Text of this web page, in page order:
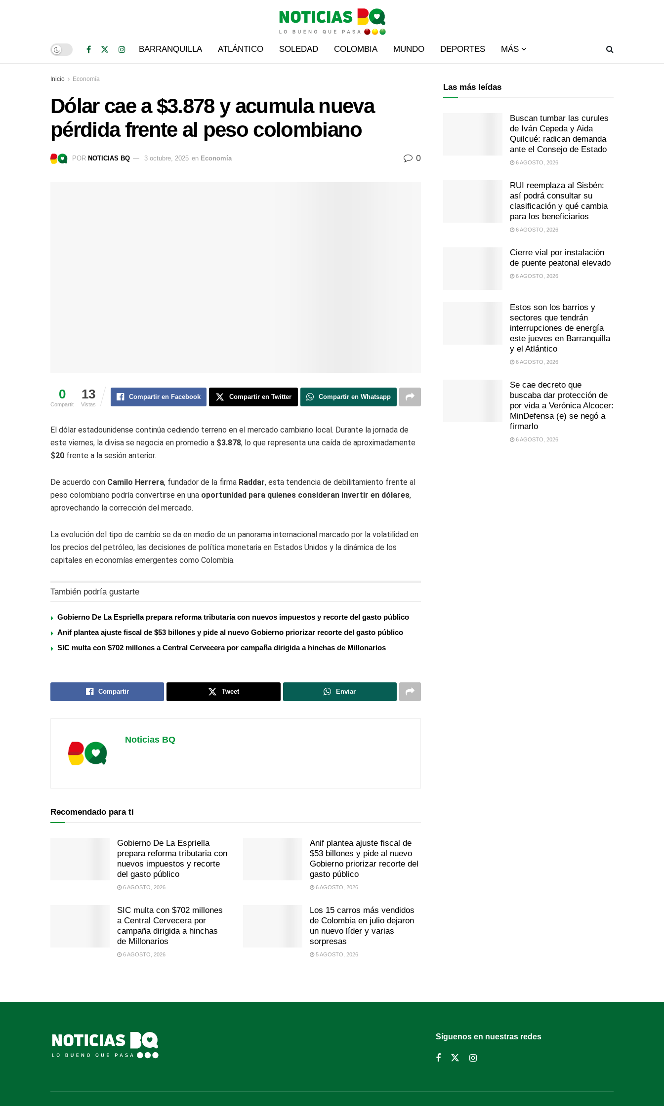
BARRANQUILLA ATLÁNTICO SOLEDAD COLOMBIA MUNDO DEPORTES MÁS
Inicio Economía
Dólar cae a $3.878 y acumula nueva
pérdida frente al peso colombiano
POR NOTICIAS BQ 3 octubre, 2025 en Economía 0
0
Compartit
13
Vistas
Compartir en Facebook Compartir en Twitter Compartir en Whatsapp
El dólar estadounidense continúa cediendo terreno en el mercado cambiario local. Durante la jornada de
este viernes, la divisa se negocia en promedio a $3.878, lo que representa una caída de aproximadamente
$20 frente a la sesión anterior.
De acuerdo con Camilo Herrera, fundador de la firma Raddar, esta tendencia de debilitamiento frente al
peso colombiano podría convertirse en una oportunidad para quienes consideran invertir en dólares,
aprovechando la corrección del mercado.
La evolución del tipo de cambio se da en medio de un panorama internacional marcado por la volatilidad en
los precios del petróleo, las decisiones de política monetaria en Estados Unidos y la dinámica de los
capitales en economías emergentes como Colombia.
También podría gustarte
Gobierno De La Espriella prepara reforma tributaria con nuevos impuestos y recorte del gasto público
Anif plantea ajuste fiscal de $53 billones y pide al nuevo Gobierno priorizar recorte del gasto público
SIC multa con $702 millones a Central Cervecera por campaña dirigida a hinchas de Millonarios
Compartir Tweet Enviar
Noticias BQ
Recomendado para ti
Gobierno De La Espriella
prepara reforma tributaria con
nuevos impuestos y recorte
del gasto público
6 AGOSTO, 2026
Anif plantea ajuste fiscal de
$53 billones y pide al nuevo
Gobierno priorizar recorte del
gasto público
6 AGOSTO, 2026
SIC multa con $702 millones
a Central Cervecera por
campaña dirigida a hinchas
de Millonarios
6 AGOSTO, 2026
Los 15 carros más vendidos
de Colombia en julio dejaron
un nuevo líder y varias
sorpresas
5 AGOSTO, 2026
Las más leídas
Buscan tumbar las curules
de Iván Cepeda y Aida
Quilcué: radican demanda
ante el Consejo de Estado
6 AGOSTO, 2026
RUI reemplaza al Sisbén:
así podrá consultar su
clasificación y qué cambia
para los beneficiarios
6 AGOSTO, 2026
Cierre vial por instalación
de puente peatonal elevado
6 AGOSTO, 2026
Estos son los barrios y
sectores que tendrán
interrupciones de energía
este jueves en Barranquilla
y el Atlántico
6 AGOSTO, 2026
Se cae decreto que
buscaba dar protección de
por vida a Verónica Alcocer:
MinDefensa (e) se negó a
firmarlo
6 AGOSTO, 2026
Síguenos en nuestras redes